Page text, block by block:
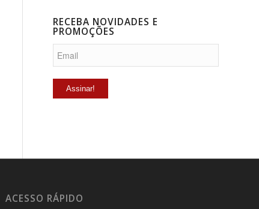
RECEBA NOVIDADES E
PROMOÇÕES
ACESSO RÁPIDO